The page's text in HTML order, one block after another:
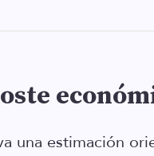
una estimación